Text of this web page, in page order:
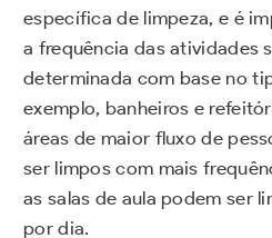
específica de limpeza, e é
a frequência das atividades
determinada com base no
exemplo, banheiros e
áreas de maior fluxo de
ser limpos com mais
as salas de aula podem ser
por dia.